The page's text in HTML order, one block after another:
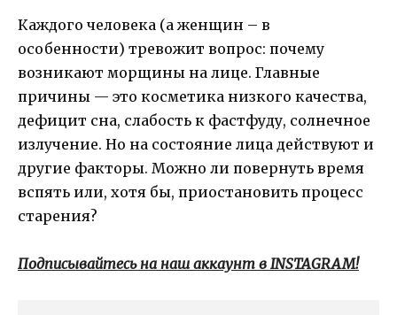
Каждого человека (а женщин – в
особенности) тревожит вопрос: почему
возникают морщины на лице. Главные
причины — это косметика низкого качества,
дефицит сна, слабость к фастфуду, солнечное
излучение. Но на состояние лица действуют и
другие факторы. Можно ли повернуть время
вспять или, хотя бы, приостановить процесс
старения?
Подписывайтесь на наш аккаунт в INSTAGRAM!